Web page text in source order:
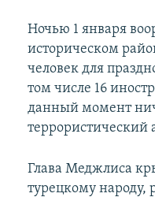
Ночью 1 января
историческом
человек для
том числе 16
данный момент
террористический
Глава Меджлиса
турецкому народу,